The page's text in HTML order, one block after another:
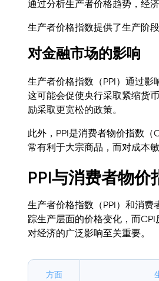
通过分析生产者价格趋势，经
生产者价格指数提供了生产阶
对金融市场的影响
生产者价格指数（PPI）通过
这可能会促使央行采取紧缩货
励采取更宽松的政策。
此外，PPI是消费者物价指数
常有利于大宗商品，而对成本
PPI与消费者物价
生产者价格指数（PPI）和消
踪生产层面的价格变化，而
对经济的广泛影响至关重要。
方面